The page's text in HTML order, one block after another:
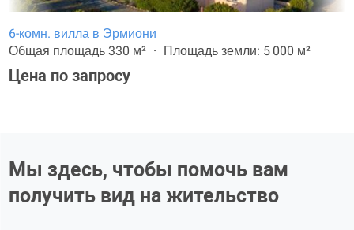
6-комн. вилла в Эрмиони
Общая площадь 330 м²
Площадь земли: 5 000 м²
Цена по запросу
Мы здесь, чтобы помочь вам
получить вид на жительство